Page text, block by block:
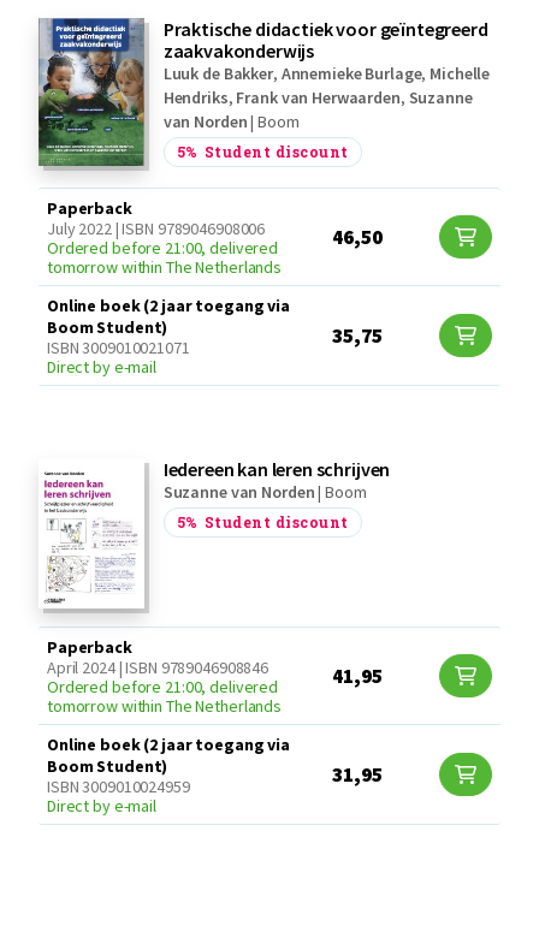
Praktische didactiek voor geïntegreerd
zaakvakonderwijs
Luuk de Bakker, Annemieke Burlage, Michelle
Hendriks, Frank van Herwaarden, Suzanne
van Norden|Boom
5% Student discount
Paperback
July 2022 | ISBN 9789046908006
Ordered before 21:00, delivered
tomorrow within The Netherlands
46,50
Online boek (2 jaar toegang via
Boom Student)
ISBN 3009010021071
Direct by e-mail
35,75
Iedereen kan leren schrijven
Suzanne van Norden|Boom
5% Student discount
Paperback
April 2024 | ISBN 9789046908846
Ordered before 21:00, delivered
tomorrow within The Netherlands
41,95
Online boek (2 jaar toegang via
Boom Student)
ISBN 3009010024959
Direct by e-mail
31,95